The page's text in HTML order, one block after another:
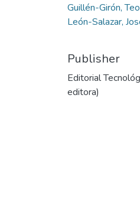
Guillén-Girón,
León-Salazar,
Publisher
Editorial
editora)